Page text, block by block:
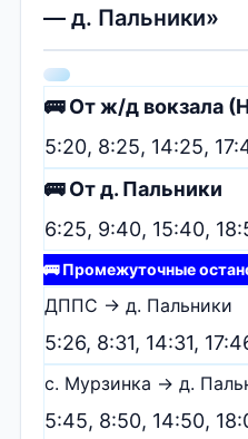
— д. Пальники»
🚌 От ж/д вокзала
5:20, 8:25, 14:25,
🚌 От д. Пальники
6:25, 9:40, 15:40,
🚌 Промежуточные
ДППС → д. Пальники
5:26, 8:31, 14:31,
с. Мурзинка → д.
5:45, 8:50, 14:50,